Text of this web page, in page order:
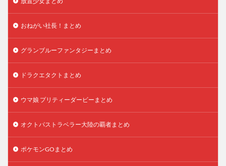
おねがい社長！まとめ
グランブルーファンタジーまとめ
ドラクエタクトまとめ
ウマ娘 プリティーダービーまとめ
オクトパストラベラー大陸の覇者まとめ
ポケモンGOまとめ